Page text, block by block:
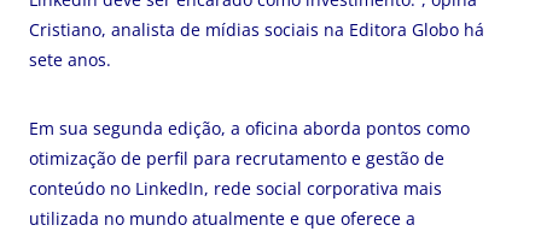
Cristiano, analista de mídias sociais na Editora Globo há
sete anos.
Em sua segunda edição, a oficina aborda pontos como
otimização de perfil para recrutamento e gestão de
conteúdo no LinkedIn, rede social corporativa mais
utilizada no mundo atualmente e que oferece a